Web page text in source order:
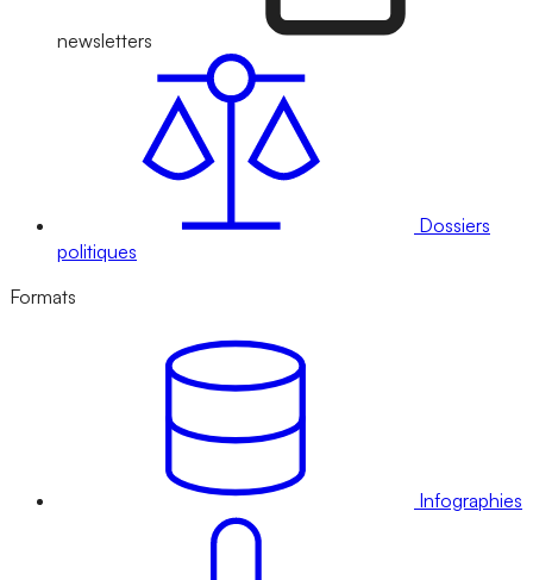
newsletters
Dossiers
politiques
Formats
Infographies